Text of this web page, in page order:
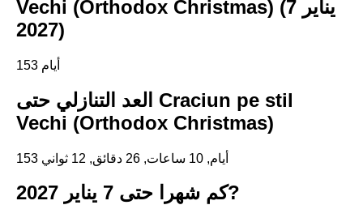
Vechi (Orthodox Christmas) (7 يناير
2027)
153 أيام
العد التنازلي حتى Craciun pe stil
Vechi (Orthodox Christmas)
153 أيام, 10 ساعات, 26 دقائق, 11 ثواني
كم شهرا حتى 7 يناير 2027?